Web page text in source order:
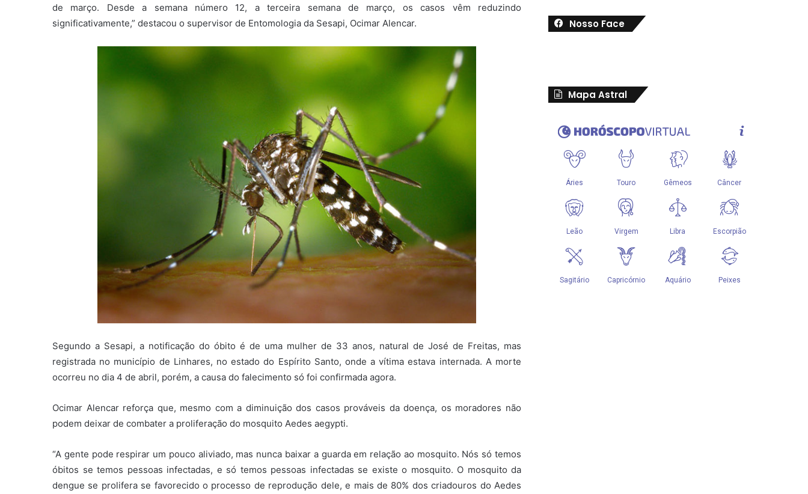
de março. Desde a semana número 12, a terceira semana de março, os casos vêm reduzindo
significativamente,” destacou o supervisor de Entomologia da Sesapi, Ocimar Alencar.
Segundo a Sesapi, a notificação do óbito é de uma mulher de 33 anos, natural de José de Freitas, mas
registrada no município de Linhares, no estado do Espírito Santo, onde a vítima estava internada. A morte
ocorreu no dia 4 de abril, porém, a causa do falecimento só foi confirmada agora.
Ocimar Alencar reforça que, mesmo com a diminuição dos casos prováveis da doença, os moradores não
podem deixar de combater a proliferação do mosquito Aedes aegypti.
“A gente pode respirar um pouco aliviado, mas nunca baixar a guarda em relação ao mosquito. Nós só temos
óbitos se temos pessoas infectadas, e só temos pessoas infectadas se existe o mosquito. O mosquito da
dengue se prolifera se favorecido o processo de reprodução dele, e mais de 80% dos criadouros do Aedes
Nosso Face
Mapa Astral